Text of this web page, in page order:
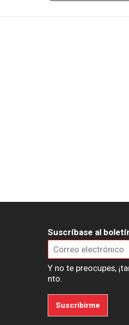
Suscríbase al
Y no te preocupes,
nto.
Suscribirme